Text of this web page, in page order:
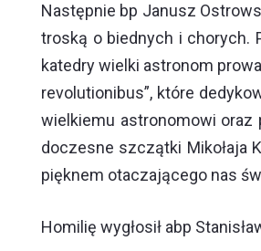
Następnie bp Janusz
troską o biednych i chorych.
katedry wielki astronom
revolutionibus”, które
wielkiemu astronomowi oraz
doczesne szczątki Mikołaja
pięknem otaczającego nas
Homilię wygłosił abp